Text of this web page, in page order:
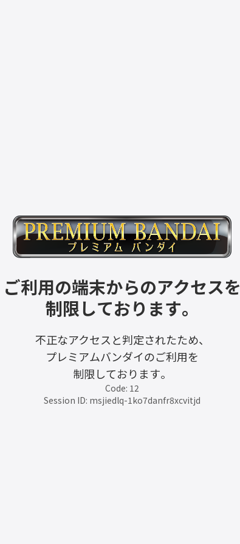
ご利用の端末からのアクセスを
制限しております。
不正なアクセスと判定されたため、
プレミアムバンダイのご利用を
制限しております。
Code: 12
Session ID: msjiedlq-1ko7danfr8xcvitjd